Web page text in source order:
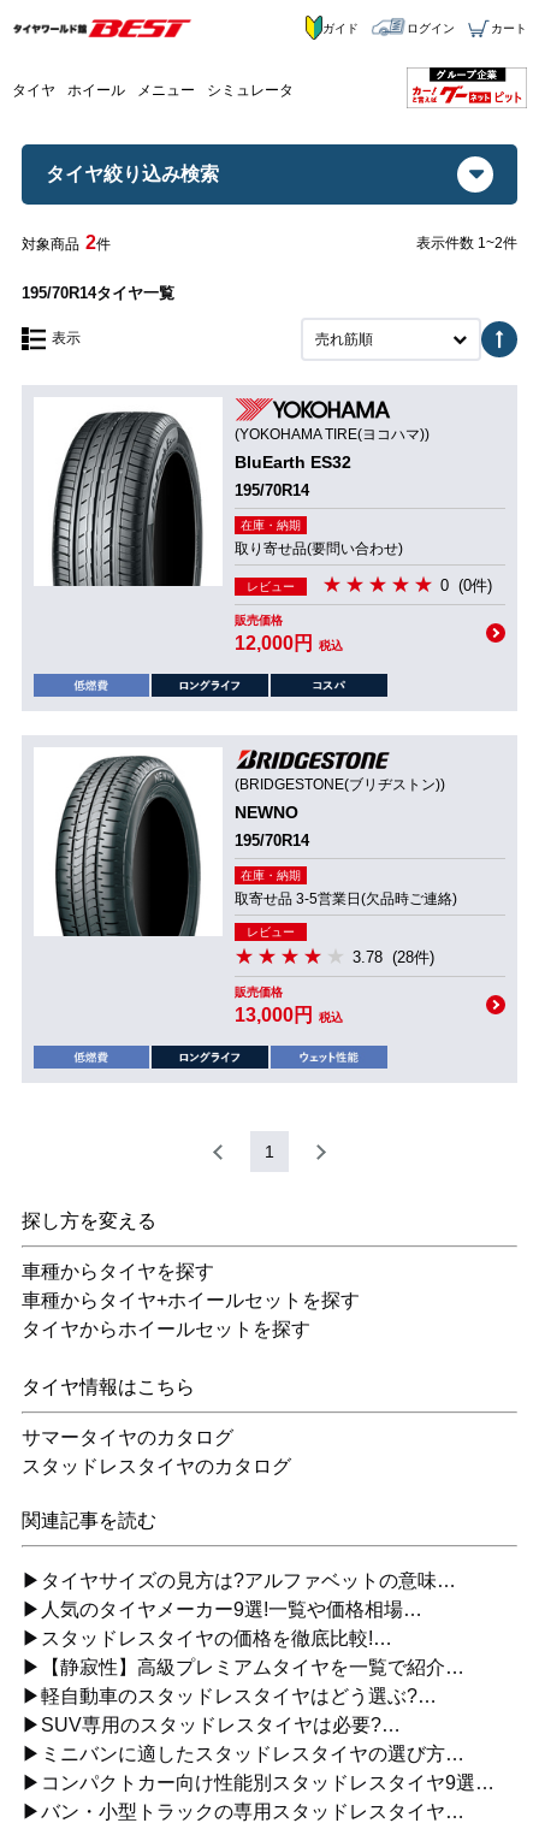
タイヤ ホイール メニュー シミュレータ
ガイド ログイン カート
タイヤ絞り込み検索
対象商品 2件 表示件数 1~2件
195/70R14タイヤ一覧
表示 売れ筋順
(YOKOHAMA TIRE(ヨコハマ))
BluEarth ES32
195/70R14
在庫・納期
取り寄せ品(要問い合わせ)
レビュー 0 (0件)
販売価格
12,000円 税込
(BRIDGESTONE(ブリヂストン))
NEWNO
195/70R14
在庫・納期
取寄せ品 3-5営業日(欠品時ご連絡)
レビュー
3.78 (28件)
販売価格
13,000円 税込
1
探し方を変える
車種からタイヤを探す
車種からタイヤ+ホイールセットを探す
タイヤからホイールセットを探す
タイヤ情報はこちら
サマータイヤのカタログ
スタッドレスタイヤのカタログ
関連記事を読む
▶タイヤサイズの見方は?アルファベットの意味…
▶人気のタイヤメーカー9選!一覧や価格相場…
▶スタッドレスタイヤの価格を徹底比較!…
▶【静寂性】高級プレミアムタイヤを一覧で紹介…
▶軽自動車のスタッドレスタイヤはどう選ぶ?…
▶SUV専用のスタッドレスタイヤは必要?…
▶ミニバンに適したスタッドレスタイヤの選び方…
▶コンパクトカー向け性能別スタッドレスタイヤ9選…
▶バン・小型トラックの専用スタッドレスタイヤ…